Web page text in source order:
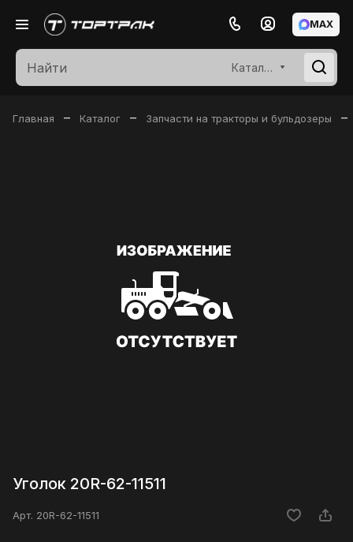
Каталог
MAX
Главная – Каталог – Запчасти на тракторы и бульдозеры –
Уголок 20R-62-11511
Арт. 20R-62-11511